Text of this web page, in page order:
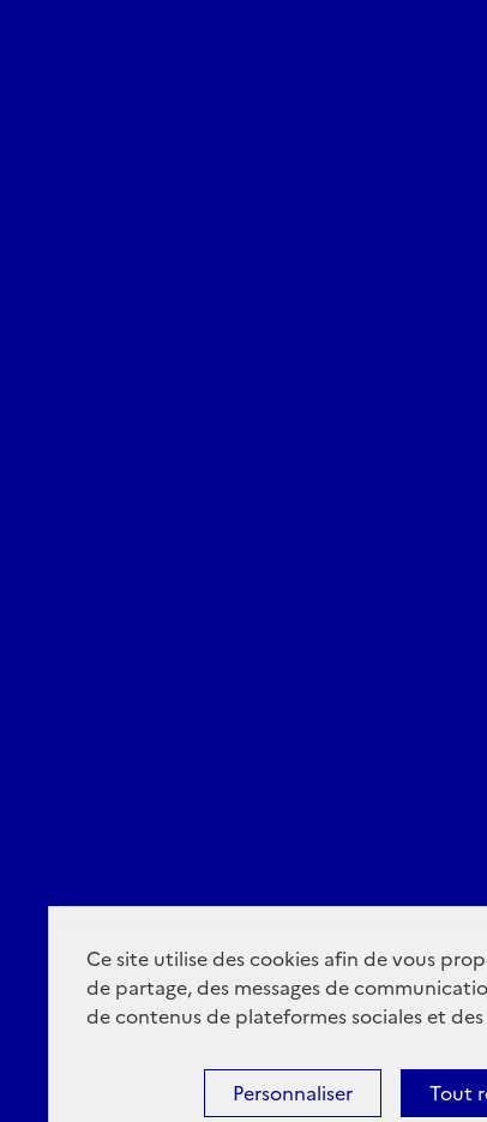
Ce site utilise des cookies afin de vous
de partage, des messages de
de contenus de plateformes sociales et
Tout
Personnaliser